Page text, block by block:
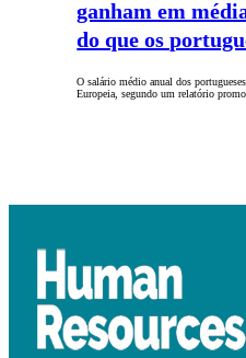
ganham em
do que os
O salário médio anual dos
Europeia, segundo um relatório